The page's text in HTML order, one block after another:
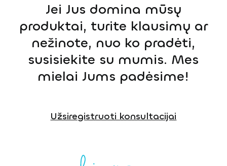
Jei Jus domina mūsų
produktai, turite klausimų ar
nežinote, nuo ko pradėti,
susisiekite su mumis. Mes
mielai Jums padėsime!
Užsiregistruoti konsultacijai